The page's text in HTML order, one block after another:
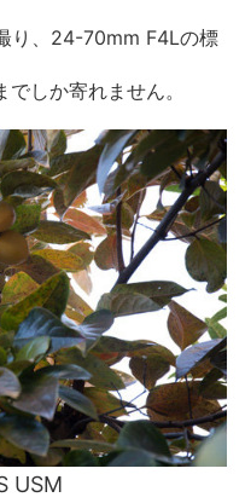
り、24-70mm F4Lの標
しか寄れません。
USM